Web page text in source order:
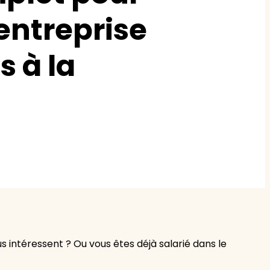
le
enfant
à
à la
? Ou vous êtes déjà salarié dans le